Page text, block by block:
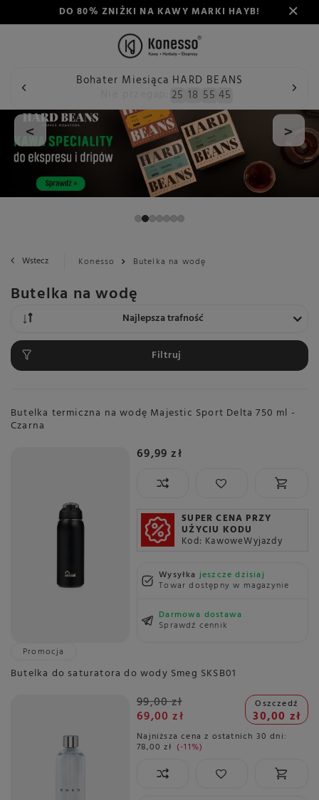
DO 80% ZNIŻKI NA KAWY MARKI HAYB!
Bohater Miesiąca HARD BEANS
25 18 55 44
< >
Wstecz Konesso Butelka na wodę
Butelka na wodę
Zmień sortowanie
Najlepsza trafność
Filtruj
Butelka termiczna na wodę Majestic Sport Delta 750 ml -
Czarna
69,99 zł
SUPER CENA PRZY
UŻYCIU KODU
Kod: KawoweWyjazdy
Wysyłkajeszcze dzisiaj
Towar dostępny w magazynie
Darmowa dostawa
Sprawdź cennik
Promocja
Butelka do saturatora do wody Smeg SKSB01
99,00 zł
69,00 zł
Oszczedź
30,00 zł
Najniższa cena z ostatnich 30 dni:
78,00 zł -11%